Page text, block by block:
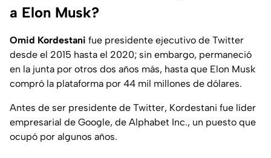
a Elon Musk?
Omid Kordestani fue presidente ejecutivo de Twitter
desde el 2015 hasta el 2020; sin embargo, permaneció
en la junta por otros dos años más, hasta que Elon Musk
compró la plataforma por 44 mil millones de dólares.
Antes de ser presidente de Twitter, Kordestani fue líder
empresarial de Google, de Alphabet Inc., un puesto que
ocupó por algunos años.